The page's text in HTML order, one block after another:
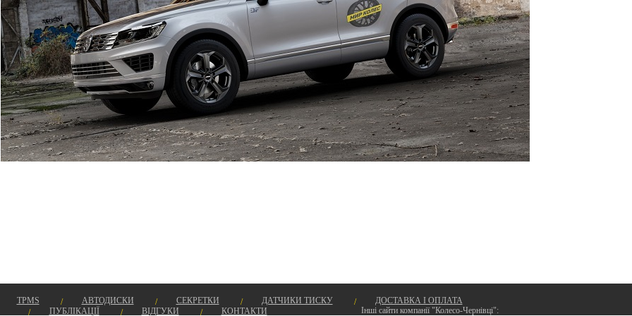
TPMS АВТОДИСКИ СЕКРЕТКИ ДАТЧИКИ ТИСКУ
ДОСТАВКА І ОПЛАТА
ПУБЛІКАЦІЇ
ВІДГУКИ КОНТАКТИ Інші сайти компанії "Колесо-Чернівці":